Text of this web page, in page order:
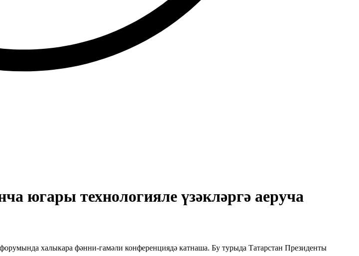
югары технологияле үзәкләргә аеруча
халыкара фәнни-гамәли конференциядә катнаша. Бу турыда Татарстан Президенты